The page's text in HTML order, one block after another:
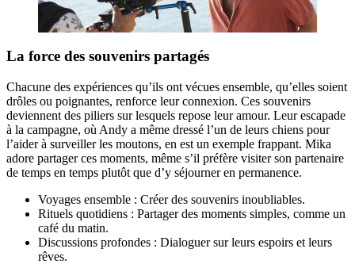
La force des souvenirs partagés
Chacune des expériences qu’ils ont vécues ensemble, qu’elles soient
drôles ou poignantes, renforce leur connexion. Ces souvenirs
deviennent des piliers sur lesquels repose leur amour. Leur escapade
à la campagne, où Andy a même dressé l’un de leurs chiens pour
l’aider à surveiller les moutons, en est un exemple frappant. Mika
adore partager ces moments, même s’il préfère visiter son partenaire
de temps en temps plutôt que d’y séjourner en permanence.
Voyages ensemble : Créer des souvenirs inoubliables.
Rituels quotidiens : Partager des moments simples, comme un
café du matin.
Discussions profondes : Dialoguer sur leurs espoirs et leurs
rêves.